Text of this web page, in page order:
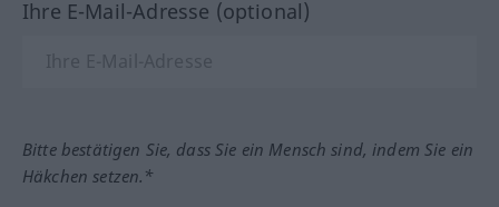
Ihre E-Mail-Adresse (optional)
Bitte bestätigen Sie, dass Sie ein Mensch sind, indem Sie ein
Häkchen setzen.*